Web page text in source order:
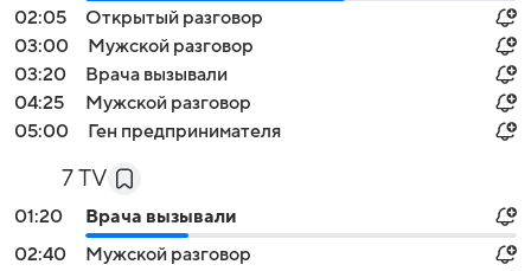
02:05
Открытый разговор
03:00
Мужской разговор
03:20
Врача вызывали
04:25
Мужской разговор
05:00
Ген предпринимателя
7 TV
01:20
Врача вызывали
02:40
Мужской разговор